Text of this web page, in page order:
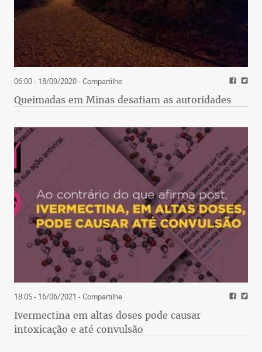
06:00 - 18/09/2020- Compartilhe
Queimadas em Minas desafiam as autoridades
18:05 - 16/06/2021 - Compartilhe
Ivermectina em altas doses pode causar
intoxicação e até convulsão